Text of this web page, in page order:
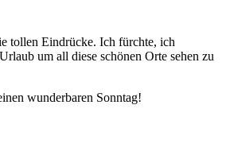
tollen Eindrücke. Ich fürchte, ich
um all diese schönen Orte sehen zu
wunderbaren Sonntag!